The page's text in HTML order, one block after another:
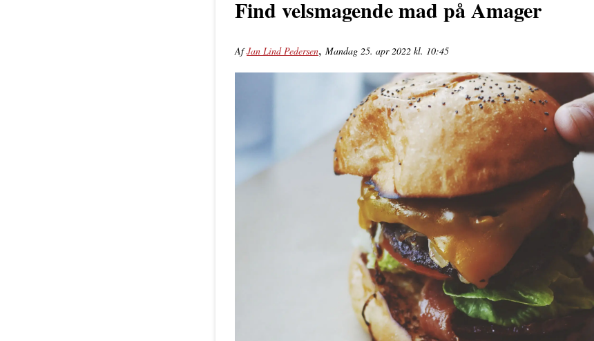
Find velsmagende mad på Amager
AfJan Lind Pedersen, Mandag 25. apr 2022 kl. 10:45